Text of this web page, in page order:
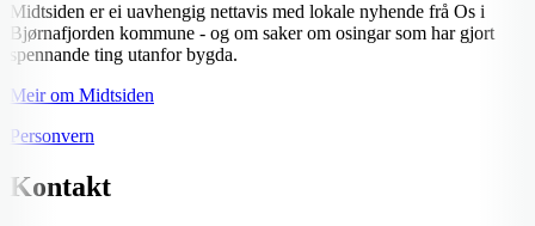
Midtsiden er ei uavhengig nettavis med lokale nyhende frå Os i
Bjørnafjorden kommune - og om saker om osingar som har gjort
spennande ting utanfor bygda.
Meir om Midtsiden
Personvern
Kontakt